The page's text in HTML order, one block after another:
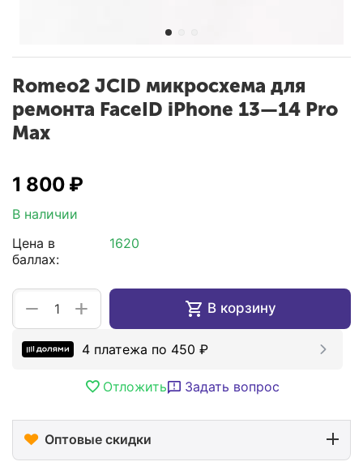
Romeo2 JCID микросхема для
ремонта FaceID iPhone 13—14 Pro
Max
1 800 ₽
В наличии
Цена в
баллах:
1620
+
− В корзину
4 платежа по 450 ₽
Отложить Задать вопрос
Оптовые скидки